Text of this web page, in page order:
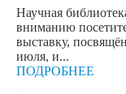
Научная
вниманию
выставку,
июля, и...
ПОДРОБНЕЕ